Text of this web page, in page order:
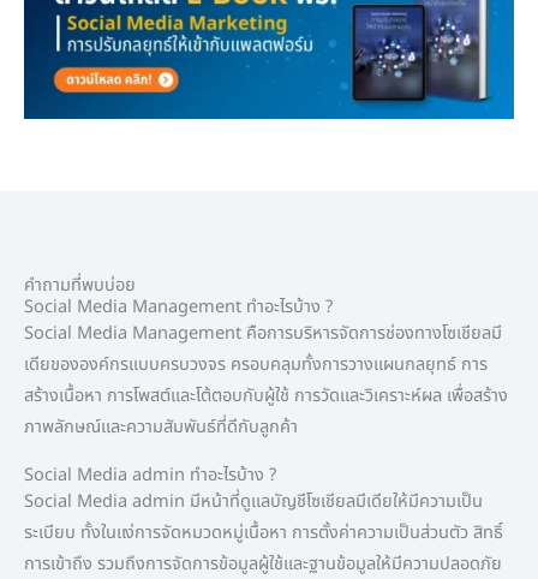
คำถามที่พบบ่อย
Social Media Management ทําอะไรบ้าง ?
Social Media Management คือการบริหารจัดการช่องทางโซเชียลมี
เดียขององค์กรแบบครบวงจร ครอบคลุมทั้งการวางแผนกลยุทธ์ การ
สร้างเนื้อหา การโพสต์และโต้ตอบกับผู้ใช้ การวัดและวิเคราะห์ผล เพื่อสร้าง
ภาพลักษณ์และความสัมพันธ์ที่ดีกับลูกค้า
Social Media admin ทำอะไรบ้าง ?
Social Media admin มีหน้าที่ดูแลบัญชีโซเชียลมีเดียให้มีความเป็น
ระเบียบ ทั้งในแง่การจัดหมวดหมู่เนื้อหา การตั้งค่าความเป็นส่วนตัว สิทธิ์
การเข้าถึง รวมถึงการจัดการข้อมูลผู้ใช้และฐานข้อมูลให้มีความปลอดภัย